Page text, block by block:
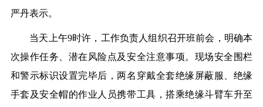
严丹表示。
当天上午9时许，工作负责人组织召开班前会，明确本
次操作任务、潜在风险点及安全注意事项。现场安全围栏
和警示标识设置完毕后，两名穿戴全套绝缘屏蔽服、绝缘
手套及安全帽的作业人员携带工具，搭乘绝缘斗臂车升至